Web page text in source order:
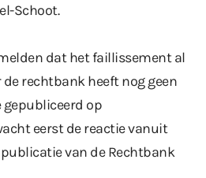
Schoot.
dat het faillissement al
rechtbank heeft nog geen
op
eerst de reactie vanuit
van de Rechtbank